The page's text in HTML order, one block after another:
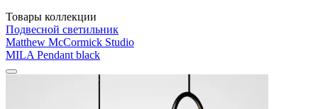
Товары коллекции
Подвесной светильник
Matthew McCormick Studio
MILA Pendant black